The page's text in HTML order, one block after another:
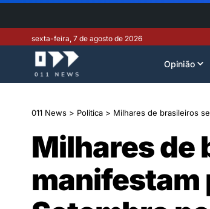
sexta-feira, 7 de agosto de 2026
Opinião
011 News > Política > Milhares de brasileiros
Milhares de
manifestam